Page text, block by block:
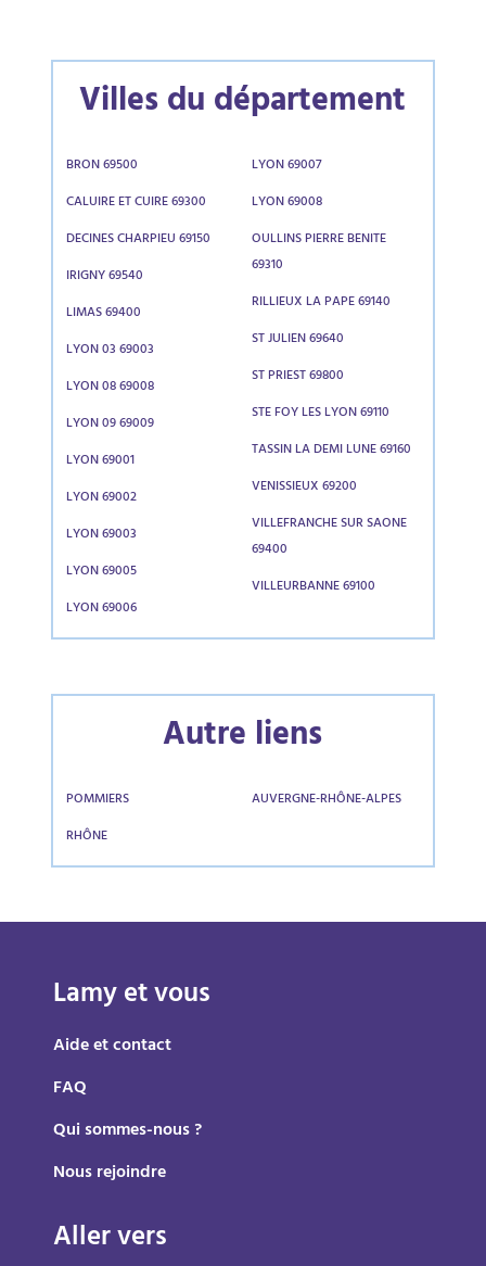
Villes du département
BRON 69500
CALUIRE ET CUIRE 69300
DECINES CHARPIEU 69150
IRIGNY 69540
LIMAS 69400
LYON 03 69003
LYON 08 69008
LYON 09 69009
LYON 69001
LYON 69002
LYON 69003
LYON 69005
LYON 69006
LYON 69007
LYON 69008
OULLINS PIERRE BENITE
69310
RILLIEUX LA PAPE 69140
ST JULIEN 69640
ST PRIEST 69800
STE FOY LES LYON 69110
TASSIN LA DEMI LUNE 69160
VENISSIEUX 69200
VILLEFRANCHE SUR SAONE
69400
VILLEURBANNE 69100
Autre liens
POMMIERS
RHÔNE
AUVERGNE-RHÔNE-ALPES
Lamy et vous
Aide et contact
FAQ
Qui sommes-nous ?
Nous rejoindre
Aller vers